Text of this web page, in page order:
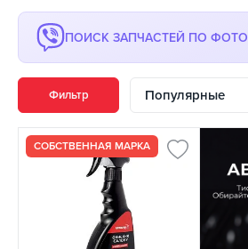
ПОИСК ЗАПЧАСТЕЙ ПО ФОТО
Фильтр Популярные
СОБСТВЕННАЯ МАРКА